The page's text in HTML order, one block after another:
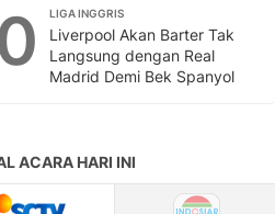
LIGA INGGRIS
Liverpool Akan Barter Tak
Langsung dengan Real
Madrid Demi Bek Spanyol